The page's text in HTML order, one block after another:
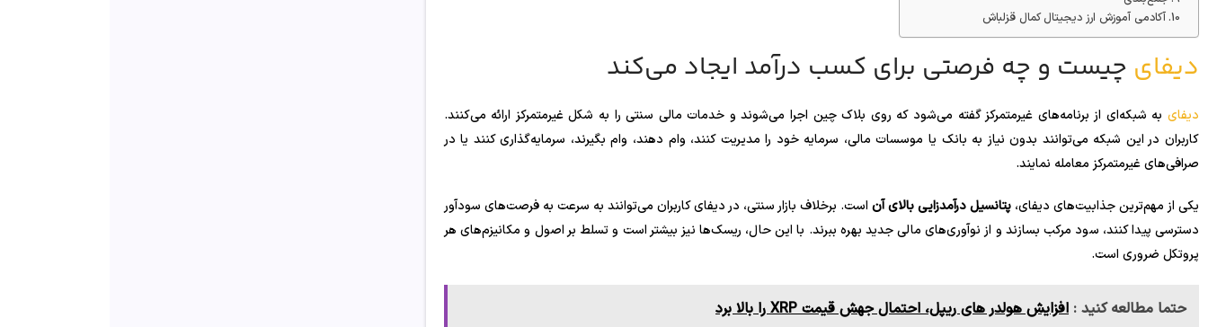
آکادمی آموزش ارز دیجیتال کمال قزلباش
دیفای چیست و چه فرصتی برای کسب درآمد ایجاد می‌کند
دیفای به شبکه‌ای از برنامه‌های غیرمتمرکز گفته می‌شود که روی بلاک چین اجرا می‌شوند و خدمات مالی سنتی را به شکل غیرمتمرکز ارائه می‌کنند.
کاربران در این شبکه می‌توانند بدون نیاز به بانک یا موسسات مالی، سرمایه خود را مدیریت کنند، وام دهند، وام بگیرند، سرمایه‌گذاری کنند یا در
صرافی‌های غیرمتمرکز معامله نمایند.
یکی از مهم‌ترین جذابیت‌های دیفای،پتانسیل درآمدزایی بالای آن است. برخلاف بازار سنتی، در دیفای کاربران می‌توانند به سرعت به فرصت‌های سودآور
دسترسی پیدا کنند، سود مرکب بسازند و از نوآوری‌های مالی جدید بهره ببرند. با این حال، ریسک‌ها نیز بیشتر است و تسلط بر اصول و مکانیزم‌های هر
پروتکل ضروری است.
حتما مطالعه کنید : افزایش هولدر های ریپل، احتمال جهش قیمت XRP را بالا برد